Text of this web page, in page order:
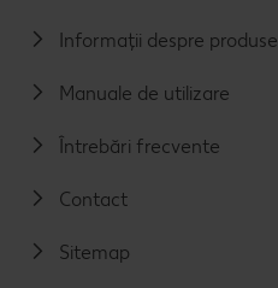
Informații despre produse
Manuale de utilizare
Întrebări frecvente
Contact
Sitemap